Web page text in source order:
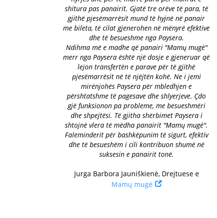
shitura pas panairit. Gjatë tre orëve të para, të
gjithë pjesëmarrësit mund të hyjnë në panair
me bileta, të cilat gjenerohen në mënyrë efektive
dhe të besueshme nga Paysera.
Ndihma më e madhe që panairi "Mamų mugė"
merr nga Paysera është një dosje e gjeneruar që
lejon transfertën e parave për të gjithë
pjesëmarrësit në të njëjtën kohë. Ne i jemi
mirënjohës Paysera për mbledhjen e
përshtatshme të pagesave dhe shlyerjeve. Çdo
gjë funksionon pa probleme, me besueshmëri
dhe shpejtësi. Të gjitha shërbimet Paysera i
shtojnë vlera të mëdha panairit "Mamų mugė".
Faleminderit për bashkëpunim të sigurt, efektiv
dhe të besueshëm i cili kontribuon shumë në
suksesin e panairit tonë.
Jurga Barbora Jauniškienė, Drejtuese e
Mamų mugė